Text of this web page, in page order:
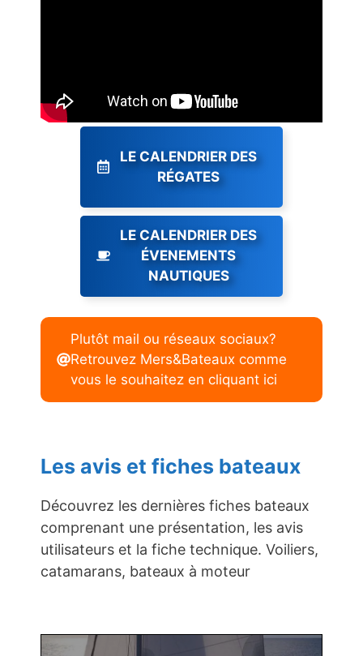
LE CALENDRIER DES
RÉGATES
LE CALENDRIER DES
ÉVENEMENTS
NAUTIQUES
Plutôt mail ou réseaux sociaux?
Retrouvez Mers&Bateaux comme
vous le souhaitez en cliquant ici
Les avis et fiches bateaux
Découvrez les dernières fiches bateaux
comprenant une présentation, les avis
utilisateurs et la fiche technique. Voiliers,
catamarans, bateaux à moteur